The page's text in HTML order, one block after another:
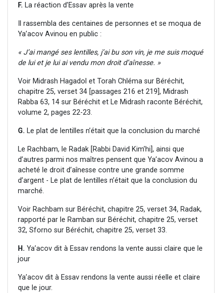
F. La réaction d’Essav après la vente
Il rassembla des centaines de personnes et se moqua de
Ya’acov Avinou en public :
« J’ai mangé ses lentilles, j’ai bu son vin, je me suis moqué
de lui et je lui ai vendu mon droit d’aînesse. »
Voir Midrash Hagadol et Torah Chléma sur Béréchit,
chapitre 25, verset 34 [passages 216 et 219], Midrash
Rabba 63, 14 sur Béréchit et Le Midrash raconte Béréchit,
volume 2, pages 22-23.
G. Le plat de lentilles n’était que la conclusion du marché
Le Rachbam, le Radak [Rabbi David Kim’hi], ainsi que
d’autres parmi nos maîtres pensent que Ya’acov Avinou a
acheté le droit d’aînesse contre une grande somme
d’argent - Le plat de lentilles n’était que la conclusion du
marché.
Voir Rachbam sur Béréchit, chapitre 25, verset 34, Radak,
rapporté par le Ramban sur Béréchit, chapitre 25, verset
32, Sforno sur Béréchit, chapitre 25, verset 33.
H. Ya’acov dit à Essav rendons la vente aussi claire que le
jour
Ya’acov dit à Essav rendons la vente aussi réelle et claire
que le jour.